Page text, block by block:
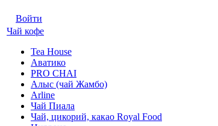
Войти
Чай кофе
Tea House
Аватико
PRO CHAI
Алыс (чай Жамбо)
Arline
Чай Пиала
Чай, цикорий, какао Royal Food